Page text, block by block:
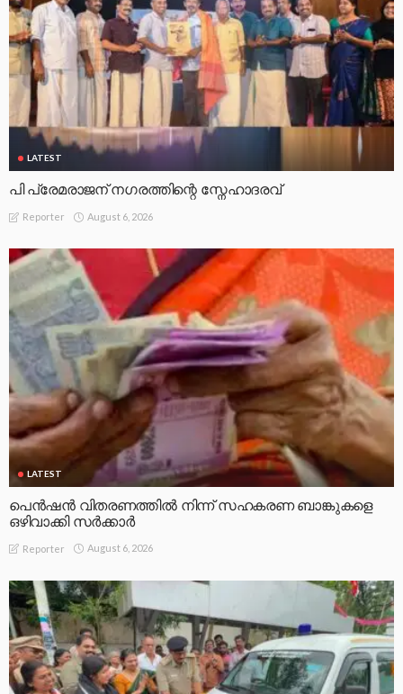
LATEST
പി പ്രേമരാജന് നഗരത്തിന്റെ സ്നേഹാദരവ്
Reporter August 6, 2026
LATEST
പെൻഷൻ വിതരണത്തിൽ നിന്ന് സഹകരണ ബാങ്കുകളെ
ഒഴിവാക്കി സർക്കാർ
Reporter August 6, 2026